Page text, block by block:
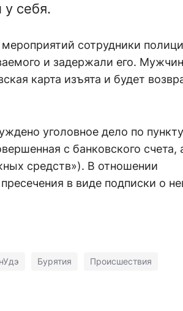
у себя.
сотрудники
и задержали его.
карта изъята и будет
уголовное дело по
с банковского счета,
средств»). В отношении
в виде подписки о
Бурятия Происшествия